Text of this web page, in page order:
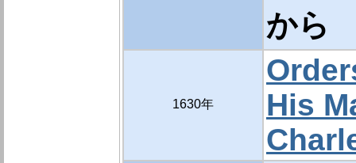
から
1630年
His